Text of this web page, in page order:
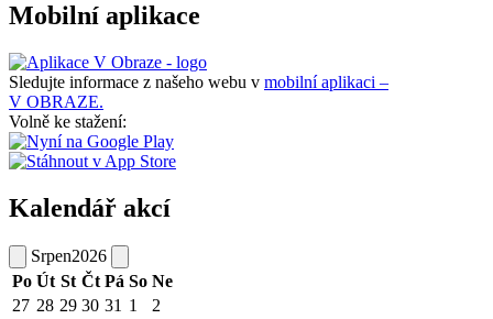
Mobilní aplikace
Sledujte informace z našeho webu v mobilní aplikaci –
V OBRAZE.
Volně ke stažení:
Kalendář akcí
Srpen2026
Po Út St Čt Pá So Ne
27 28 29 30 31 1
2